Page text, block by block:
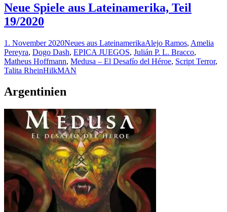
Neue Spiele aus Lateinamerika, Teil
19/2020
1. November 2020Neues aus LateinamerikaAlejo Ramos, Amelia
Pereyra, Dogo Dash, EPICA JUEGOS, Julián P. L. Bracco,
Matheus Hoffmann, Medusa – El Desafío del Héroe, Script Terror,
Talita RheinHilkMAN
Argentinien